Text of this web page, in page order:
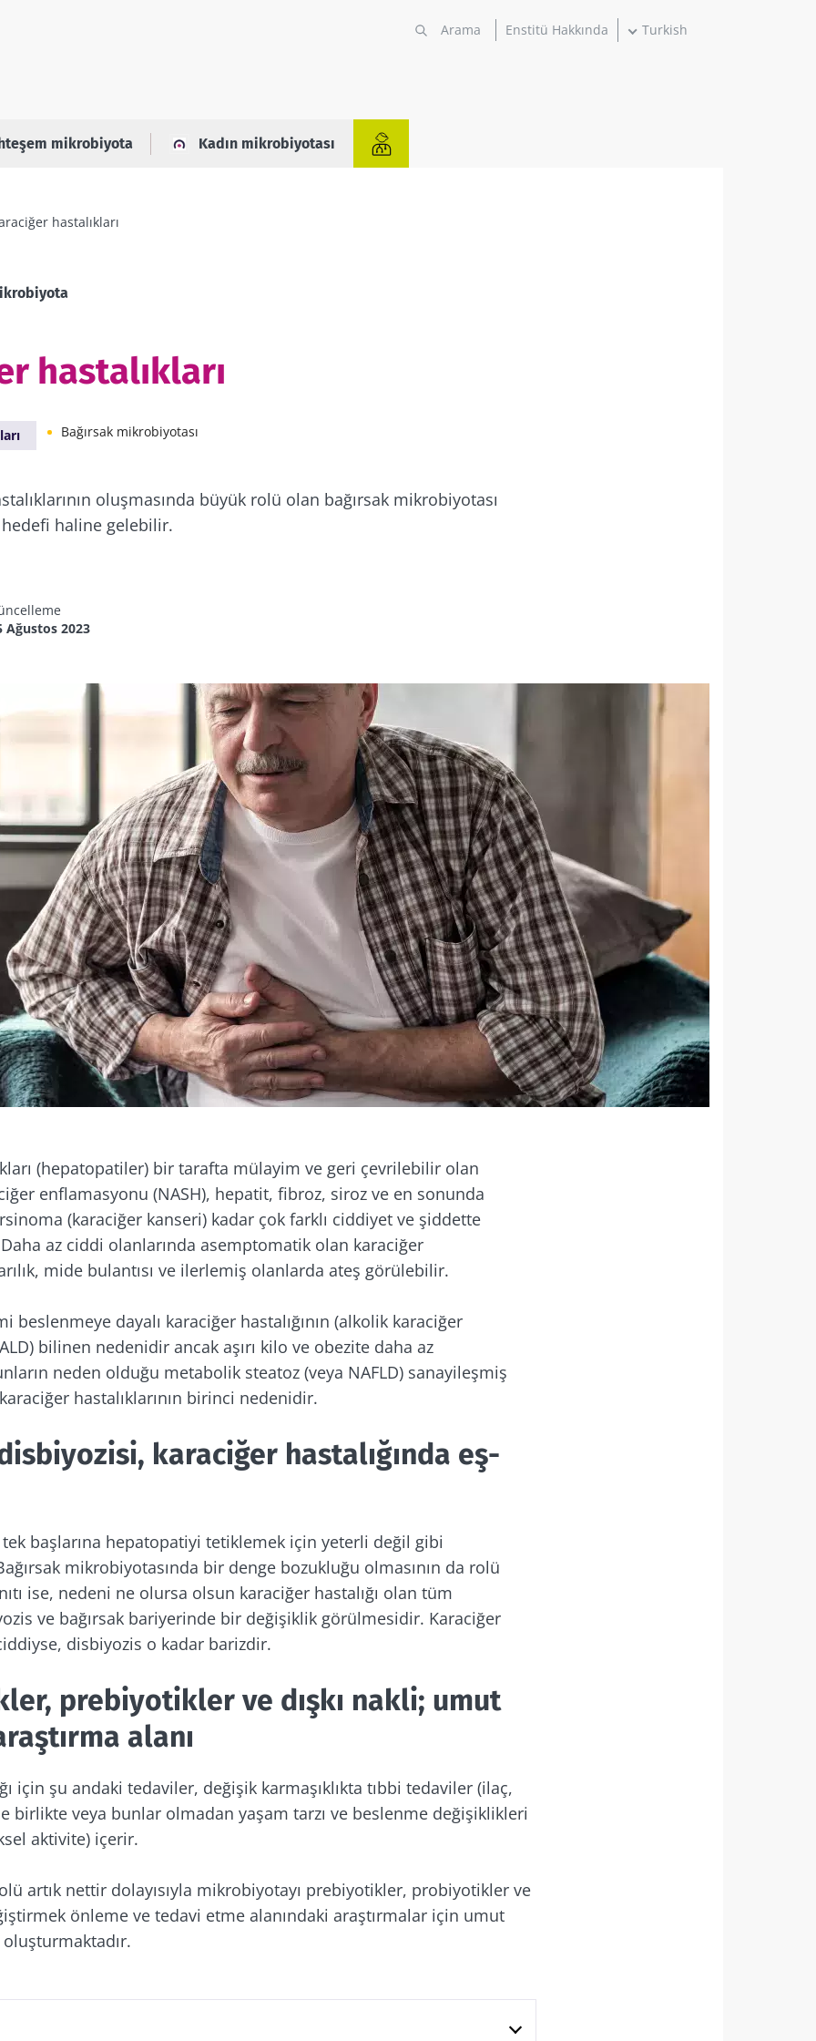
Enstitü Hakkında Turkish
mikrobiyota Kadın mikrobiyotası
hastalıkları
hastalıkları
Bağırsak mikrobiyotası
oluşmasında büyük rolü olan bağırsak mikrobiyotası
haline gelebilir.
Ağustos 2023
(hepatopatiler) bir tarafta mülayim ve geri çevrilebilir olan
enflamasyonu (NASH), hepatit, fibroz, siroz ve en sonunda
(karaciğer kanseri) kadar çok farklı ciddiyet ve şiddette
az ciddi olanlarında asemptomatik olan karaciğer
mide bulantısı ve ilerlemiş olanlarda ateş görülebilir.
beslenmeye dayalı karaciğer hastalığının (alkolik karaciğer
bilinen nedenidir ancak aşırı kilo ve obezite daha az
neden olduğu metabolik steatoz (veya NAFLD) sanayileşmiş
hastalıklarının birinci nedenidir.
karaciğer hastalığında eş-
başlarına hepatopatiyi tetiklemek için yeterli değil gibi
mikrobiyotasında bir denge bozukluğu olmasının da rolü
ise, nedeni ne olursa olsun karaciğer hastalığı olan tüm
ve bağırsak bariyerinde bir değişiklik görülmesidir. Karaciğer
disbiyozis o kadar barizdir.
prebiyotikler ve dışkı nakli; umut
alanı
için şu andaki tedaviler, değişik karmaşıklıkta tıbbi tedaviler (ilaç,
birlikte veya bunlar olmadan yaşam tarzı ve beslenme değişiklikleri
aktivite) içerir.
artık nettir dolayısıyla mikrobiyotayı prebiyotikler, probiyotikler ve
önleme ve tedavi etme alanındaki araştırmalar için umut
ve web sitemizi terk etmek üzeresiniz
kalın
katılın ve mikrobiyota hakkında en son haberler ile
kal!
katılın ve mikrobiyota hakkında en son haberler ile
Institutegenel kullanim koşullariveveri koruma politikasi
ediyorum.